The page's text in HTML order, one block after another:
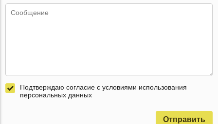
Подтверждаю согласие с условиями использования
персональных данных
Отправить